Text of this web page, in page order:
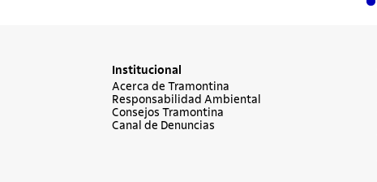
Institucional
Acerca de Tramontina
Responsabilidad Ambiental
Consejos Tramontina
Canal de Denuncias